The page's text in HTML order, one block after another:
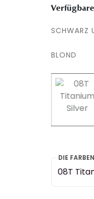
SCHWARZ
BLOND
DIE
08T